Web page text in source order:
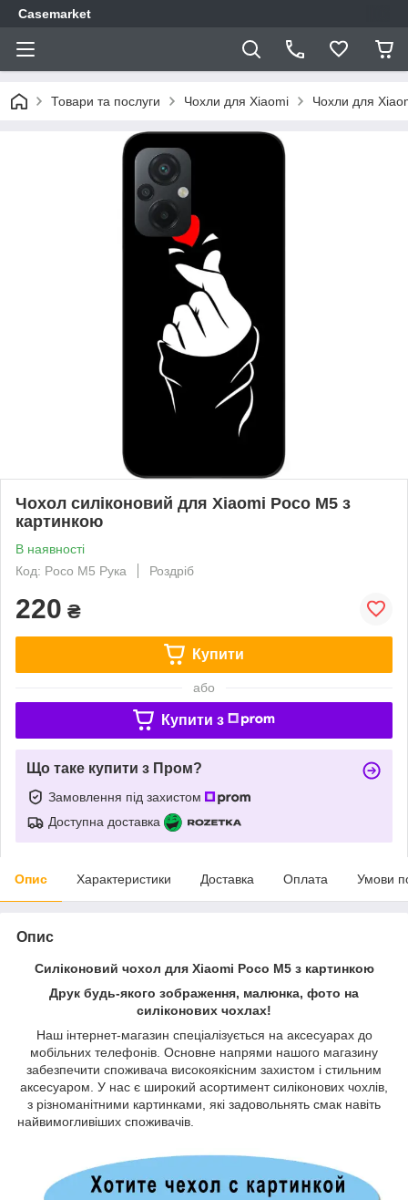
Casemarket
Товари та послуги Чохли для Xiaomi Чохли для
Чохол силіконовий для Xiaomi Poco M5 з
картинкою
В наявності
Код: Poco M5 Рука
Роздріб
220 ₴
Купити
або
Купити з
Що таке купити з Пром?
Замовлення під захистом
Доступна доставка
Опис Характеристики Доставка Оплата Умови
Опис
Силіконовий чохол для Xiaomi Poco M5 з картинкою
Друк будь-якого зображення, малюнка, фото на
силіконових чохлах!
Наш інтернет-магазин спеціалізується на аксесуарах до
мобільних телефонів. Основне напрями нашого магазину
забезпечити споживача високоякісним захистом і стильним
аксесуаром. У нас є широкий асортимент силіконових чохлів,
з різноманітними картинками, які задовольнять смак навіть
найвимогливіших споживачів.